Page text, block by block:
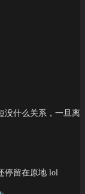
没什么关系，一旦离
停留在原地 lol